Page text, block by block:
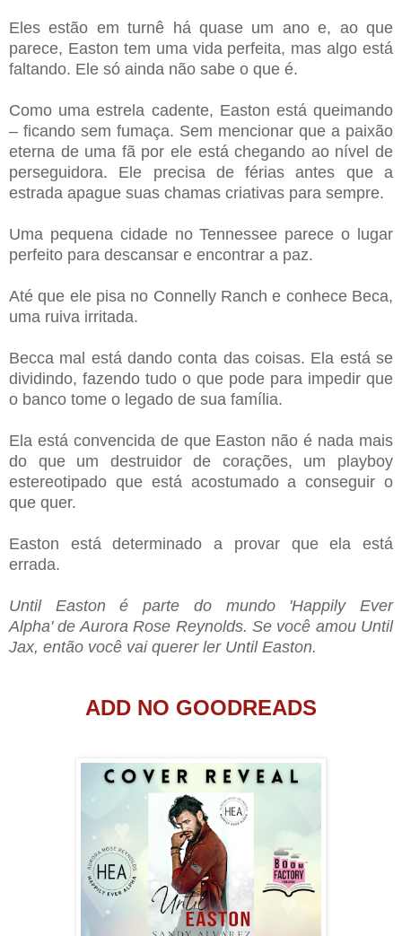
Eles estão em turnê há quase um ano e, ao que
parece, Easton tem uma vida perfeita, mas algo está
faltando. Ele só ainda não sabe o que é.
Como uma estrela cadente, Easton está queimando
– ficando sem fumaça. Sem mencionar que a paixão
eterna de uma fã por ele está chegando ao nível de
perseguidora. Ele precisa de férias antes que a
estrada apague suas chamas criativas para sempre.
Uma pequena cidade no Tennessee parece o lugar
perfeito para descansar e encontrar a paz.
Até que ele pisa no Connelly Ranch e conhece Beca,
uma ruiva irritada.
Becca mal está dando conta das coisas. Ela está se
dividindo, fazendo tudo o que pode para impedir que
o banco tome o legado de sua família.
Ela está convencida de que Easton não é nada mais
do que um destruidor de corações, um playboy
estereotipado que está acostumado a conseguir o
que quer.
Easton está determinado a provar que ela está
errada.
Until Easton é parte do mundo 'Happily Ever
Alpha'de Aurora Rose Reynolds. Se você amou Until
Jax, então você vai querer ler Until Easton.
ADD NO GOODREADS